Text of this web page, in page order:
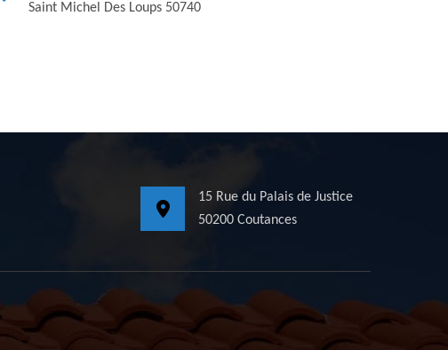
Saint Michel Des Loups 50740
15 Rue du Palais de Justice
50200 Coutances